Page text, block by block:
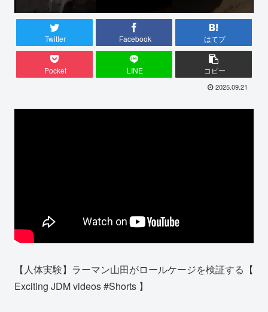
Twitter Facebook はてブ
Pocket LINE コピー
2025.09.21
【人体実験】ラーマン山田がロールケージを検証する【
Exciting JDM videos #Shorts 】